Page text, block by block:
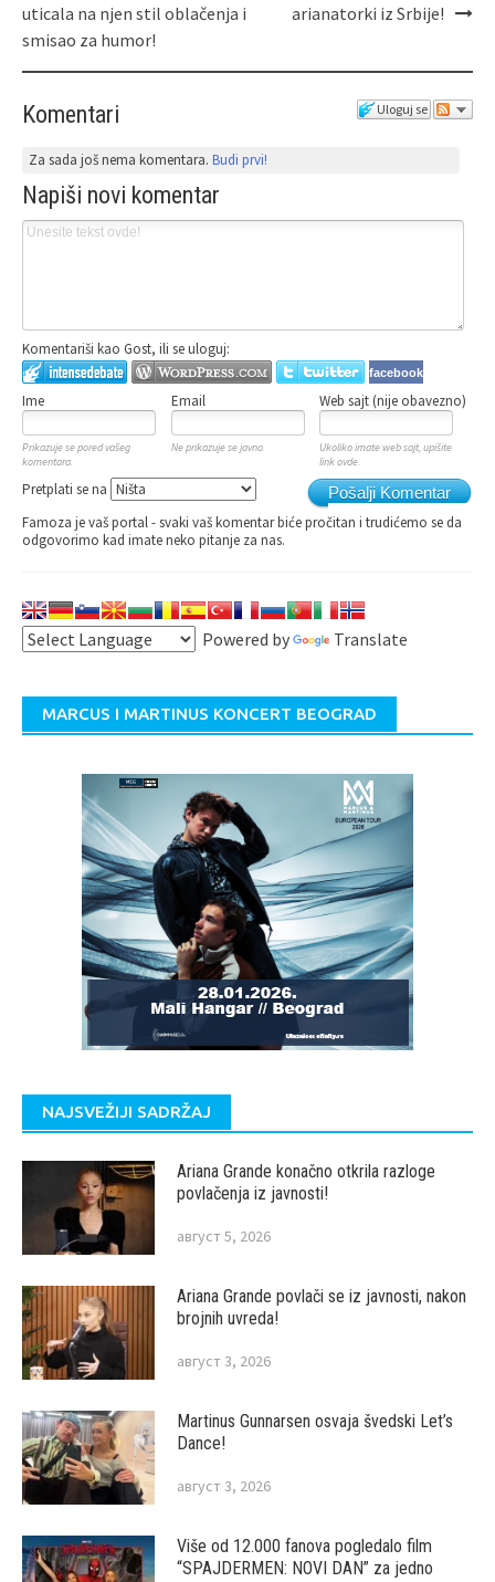
uticala na njen stil oblačenja i
smisao za humor!
arianatorki iz Srbije!
Uloguj se
Komentari
Za sada još nema komentara.Budi prvi!
Napiši novi komentar
Komentariši kao Gost, ili se uloguj:
facebook
Ime Email Web sajt (nije obavezno)
Prikazuje se pored vašeg
komentara.
Ne prikazuje se javno.
Ukoliko imate web sajt, upišite
link ovde.
Pošalji Komentar
Pretplati se na
Famoza je vaš portal - svaki vaš komentar biće pročitan i trudićemo se da
odgovorimo kad imate neko pitanje za nas.
Powered by Translate
MARCUS I MARTINUS KONCERT BEOGRAD
NAJSVEŽIJI SADRŽAJ
Ariana Grande konačno otkrila razloge
povlačenja iz javnosti!
август 5, 2026
Ariana Grande povlači se iz javnosti, nakon
brojnih uvreda!
август 3, 2026
Martinus Gunnarsen osvaja švedski Let’s
Dance!
август 3, 2026
Više od 12.000 fanova pogledalo film
“SPAJDERMEN: NOVI DAN” za jedno